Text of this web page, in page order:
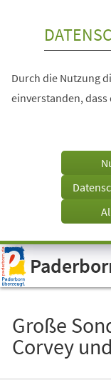
Visuelle
Assistenzsoftware
öffnen.
Durch die Nutzung
einverstanden, dass
Große
Corvey